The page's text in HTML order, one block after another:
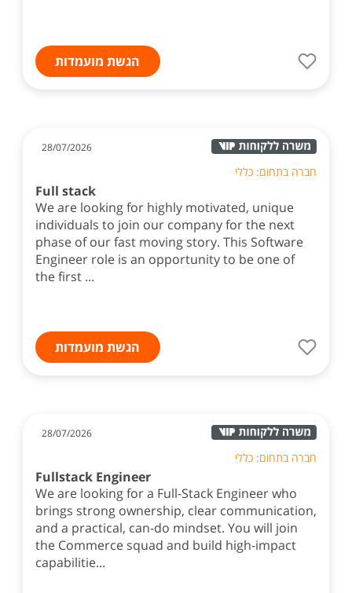
הגשת מועמדות
28/07/2026
חברה בתחום: כללי
Full stack
We are looking for highly motivated, unique
individuals to join our company for the next
phase of our fast moving story. This Software
Engineer role is an opportunity to be one of
the first ...
הגשת מועמדות
28/07/2026
חברה בתחום: כללי
Fullstack Engineer
We are looking for a Full-Stack Engineer who
brings strong ownership, clear communication,
and a practical, can-do mindset. You will join
the Commerce squad and build high-impact
capabilitie...